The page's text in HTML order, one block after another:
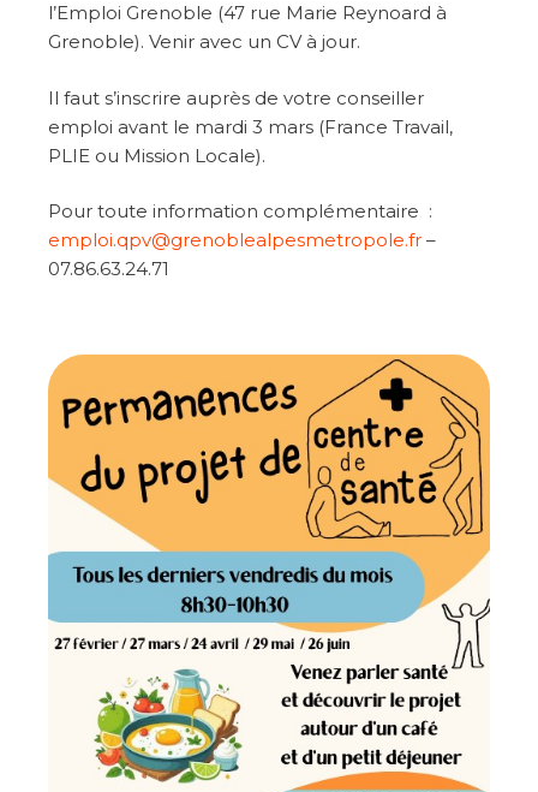
l’Emploi Grenoble (47 rue Marie Reynoard à
Grenoble). Venir avec un CV à jour.
Il faut s’inscrire auprès de votre conseiller
emploi avant le mardi 3 mars (France Travail,
PLIE ou Mission Locale).
Pour toute information complémentaire :
emploi.qpv@grenoblealpesmetropole.fr –
07.86.63.24.71